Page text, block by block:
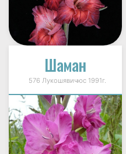
Шаман
576 Лукошявичюс 1991г.